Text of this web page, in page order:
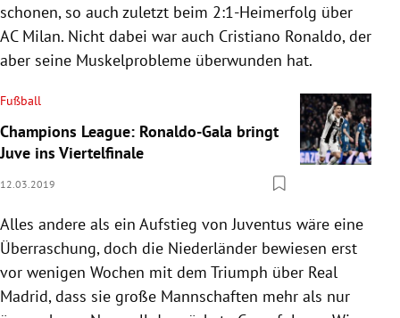
schonen, so auch zuletzt beim 2:1-Heimerfolg über
AC Milan. Nicht dabei war auch Cristiano Ronaldo, der
aber seine Muskelprobleme überwunden hat.
Fußball
Champions League: Ronaldo-Gala bringt
Juve ins Viertelfinale
12.03.2019
Alles andere als ein Aufstieg vonJuventus wäre eine
Überraschung, doch die Niederländer bewiesen erst
vor wenigen Wochen mit dem Triumph über Real
Madrid, dass sie große Mannschaften mehr als nur